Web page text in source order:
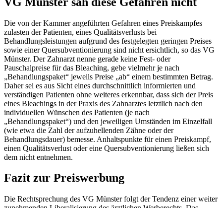
Die von der Kammer angeführten Gefahren eines Preiskampfes
zulasten der Patienten, eines Qualitätsverlusts bei
Behandlungsleistungen aufgrund des festgelegten geringen Preises
sowie einer Quersubventionierung sind nicht ersichtlich, so das VG
Münster. Der Zahnarzt nenne gerade keine Fest- oder
Pauschalpreise für das Bleaching, gebe vielmehr je nach
„Behandlungspaket“ jeweils Preise „ab“ einem bestimmten Betrag.
Daher sei es aus Sicht eines durchschnittlich informierten und
verständigen Patienten ohne weiteres erkennbar, dass sich der Preis
eines Bleachings in der Praxis des Zahnarztes letztlich nach den
individuellen Wünschen des Patienten (je nach
„Behandlungspaket“) und den jeweiligen Umständen im Einzelfall
(wie etwa die Zahl der aufzuhellenden Zähne oder der
Behandlungsdauer) bemesse. Anhaltspunkte für einen Preiskampf,
einen Qualitätsverlust oder eine Quersubventionierung ließen sich
dem nicht entnehmen.
Fazit zur Preiswerbung
Die Rechtsprechung des VG Münster folgt der Tendenz einer weiter